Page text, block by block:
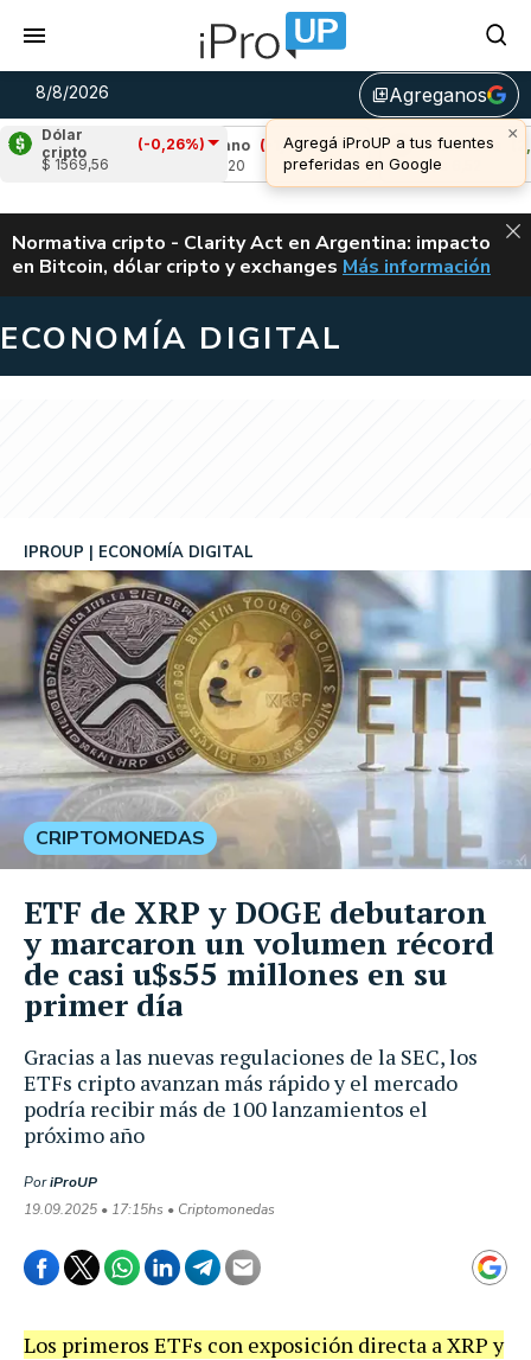
8/8/2026 library_addAgreganos
×
Agregá iProUP a tus fuentes
preferidas en Google
Dólar
cripto
(-0,26%)
$ 1569,56
Cardano
(-1,44%)
Avalanche
u$s 6,52
ALERTA
Normativa cripto - Clarity Act en Argentina: impacto
en Bitcoin, dólar cripto y exchanges CLARITY ACT EN
Más información
ECONOMÍA DIGITAL
Gracias a las nuevas regulaciones de la SEC, los
ETFs cripto avanzan más rápido y el mercado
podría recibir más de 100 lanzamientos el
próximo año
IPROUP ECONOMÍA DIGITAL
PoriProUP
19.09.2025 • 17:15hs • Criptomonedas
CRIPTOMONEDAS
ETF de XRP y DOGE debutaron
y marcaron un volumen récord
de casi u$s55 millones en su
primer día
Los primeros ETFs con exposición directa a XRP y